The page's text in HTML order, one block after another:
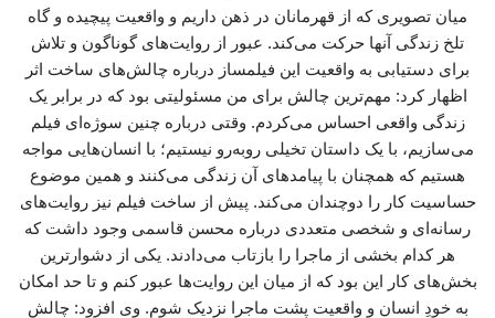
میان تصویری که از قهرمانان در ذهن داریم و واقعیت پیچیده و گاه
تلخ زندگی آنها حرکت می‌کند. عبور از روایت‌های گوناگون و تلاش
برای دستیابی به واقعیت این فیلمساز درباره چالش‌های ساخت اثر
اظهار کرد: مهم‌ترین چالش برای من مسئولیتی بود که در برابر یک
زندگی واقعی احساس می‌کردم. وقتی درباره چنین سوژه‌ای فیلم
می‌سازیم، با یک داستان تخیلی روبه‌رو نیستیم؛ با انسان‌هایی مواجه
هستیم که همچنان با پیامدهای آن زندگی می‌کنند و همین موضوع
حساسیت کار را دوچندان می‌کند. پیش از ساخت فیلم نیز روایت‌های
رسانه‌ای و شخصی متعددی درباره محسن قاسمی وجود داشت که
هر کدام بخشی از ماجرا را بازتاب می‌دادند. یکی از دشوارترین
بخش‌های کار این بود که از میان این روایت‌ها عبور کنم و تا حد امکان
به خودِ انسان و واقعیت پشت ماجرا نزدیک شوم. وی افزود: چالش